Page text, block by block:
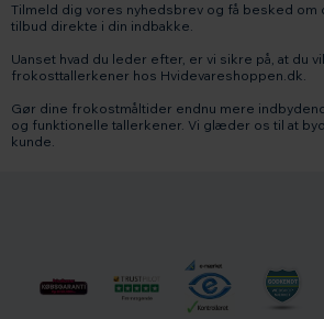
Tilmeld dig vores nyhedsbrev og få besked
tilbud direkte i din indbakke.
Uanset hvad du leder efter, er vi sikre på, at du
frokosttallerkener hos Hvidevareshoppen.dk.
Gør dine frokostmåltider endnu mere
og funktionelle tallerkener. Vi glæder os til at
kunde.